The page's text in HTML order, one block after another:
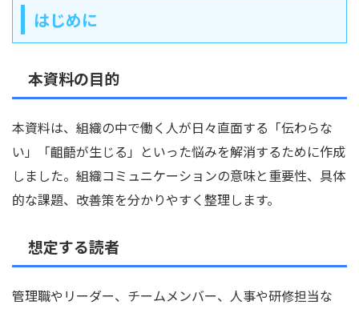
はじめに
本資料の目的
本資料は、組織の中で働く人が日々直面する「伝わらな
い」「齟齬が生じる」といった悩みを解消するために作成
しました。組織コミュニケーションの意味と重要性、具体
的な課題、改善策を分かりやすく整理します。
想定する読者
管理職やリーダー、チームメンバー、人事や研修担当な